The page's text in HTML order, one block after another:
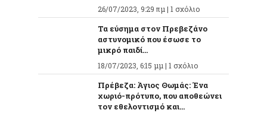
26/07/2023, 9:29 πμ | 1 σχόλιο
Τα εύσημα στον Πρεβεζάνο
αστυνομικό που έσωσε το
μικρό παιδί...
18/07/2023, 6:15 μμ | 1 σχόλιο
Πρέβεζα: Άγιος Θωμάς: Ένα
χωριό-πρότυπο, που αποθεώνει
τον εθελοντισμό και...